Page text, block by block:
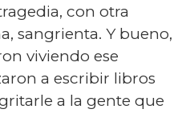
con otra
sangrienta. Y bueno,
viviendo ese
a escribir libros
a la gente que